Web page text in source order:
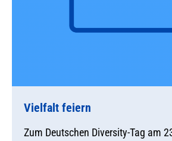
Vielfalt feiern
Zum Deutschen Diversity-Tag am